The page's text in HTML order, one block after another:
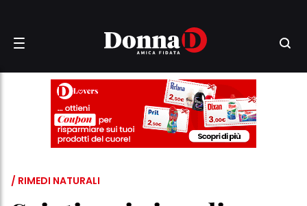
/ RIMEDI NATURALI